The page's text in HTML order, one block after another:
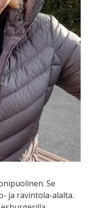
Se
ja ravintola-alalta.